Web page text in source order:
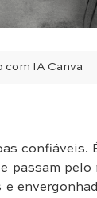
com IA Canva
passam